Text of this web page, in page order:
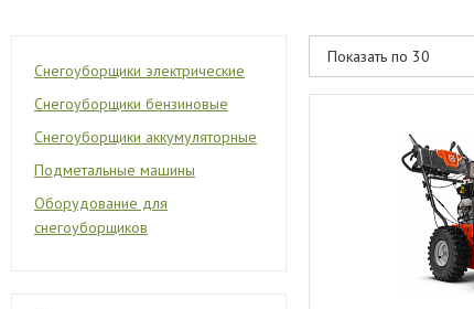
Снегоуборщики электрические
Снегоуборщики бензиновые
Снегоуборщики аккумуляторные
Подметальные машины
Оборудование для
снегоуборщиков